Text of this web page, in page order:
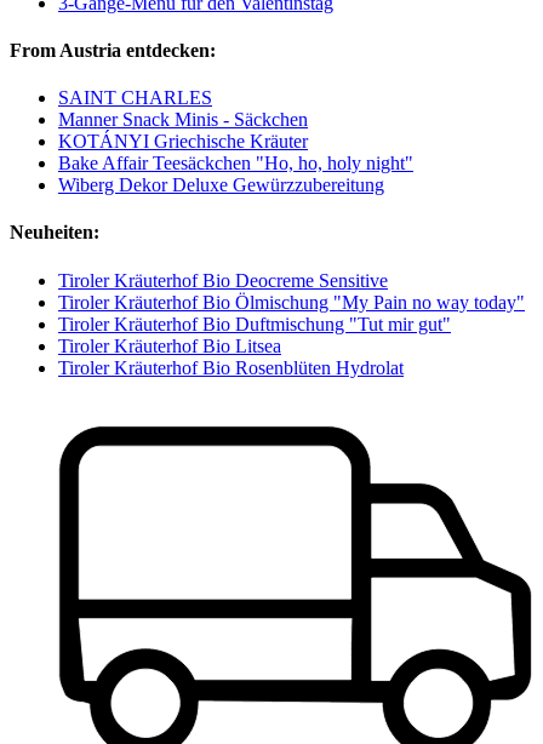
From Austria entdecken:
SAINT CHARLES
Manner Snack Minis - Säckchen
KOTÁNYI Griechische Kräuter
Bake Affair Teesäckchen "Ho, ho, holy night"
Wiberg Dekor Deluxe Gewürzzubereitung
Neuheiten:
Tiroler Kräuterhof Bio Deocreme Sensitive
Tiroler Kräuterhof Bio Ölmischung "My Pain no way today"
Tiroler Kräuterhof Bio Duftmischung "Tut mir gut"
Tiroler Kräuterhof Bio Litsea
Tiroler Kräuterhof Bio Rosenblüten Hydrolat